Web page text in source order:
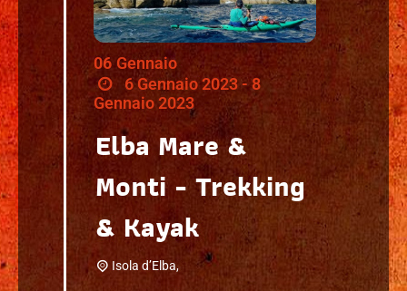
06 Gennaio
6 Gennaio 2023 - 8
Gennaio 2023
Elba Mare &
Monti - Trekking
& Kayak
Isola d’Elba,